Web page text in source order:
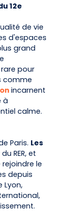
12e
de vie
d'espaces
grand
pour
comme
incarnent
à
calme.
Paris. Les
RER, et
le
depuis
Lyon,